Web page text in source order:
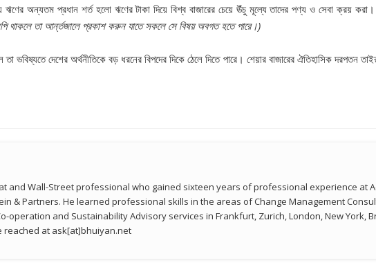
ঋণের অন্যতম প্রধান শর্ত হলো ঋণের টাকা দিয়ে বিশ্ব বাজারের চেয়ে ঊঁচু মূল্যে তাদের পণ্য ও সেবা ক্রয়
থাকলে তা আর্ন্তজালে প্রকাশ করুন যাতে সকলে সে বিষয় অবগত হতে পারে।)
ভবিষ্যতে দেশের অর্থনীতিকে বড় ধরনের বিপদের দিকে ঠেলে দিতে পারে। শেয়ার বাজারের ঐতিহাসিক দরপতন
and Wall-Street professional who gained sixteen years of professional experience at
& Partners. He learned professional skills in the areas of Change Management
operation and Sustainability Advisory services in Frankfurt, Zurich, London, New York,
reached at ask[at]bhuiyan.net